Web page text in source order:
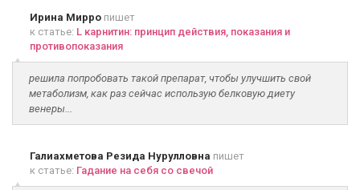
Ирина Мирро пишет
к статье: L карнитин: принцип действия, показания и
противопоказания
решила попробовать такой препарат, чтобы улучшить свой
метаболизм, как раз сейчас использую белковую диету
венеры...
Галиахметова Резида Нурулловна пишет
к статье: Гадание на себя со свечой